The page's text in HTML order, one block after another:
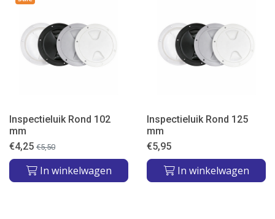
Inspectieluik Rond 102
mm
€4,25 €5,50
In winkelwagen
Inspectieluik Rond 125
mm
€5,95
In winkelwagen